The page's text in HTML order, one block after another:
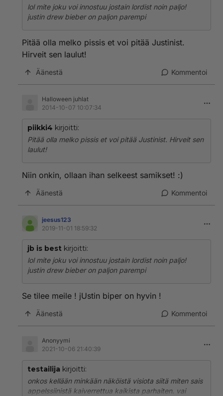
lol mite joku voi innostuu jostain lordist noin paljo!
justin drew bieber on paljon parempi
Pitää olla melko pissis et voi pitää Justinist.
Hirveit sen laulut!
Äänestä Kommentoi
Halloween juhlat
2014-10-07 10:07:34
piikki4 kirjoitti:
Pitää olla melko pissis et voi pitää Justinist. Hirveit sen
laulut!
Niin onkin, ollaan ihan selkeest samikset! :)
Äänestä Kommentoi
jeesus123
2019-11-01 18:59:32
jb is best kirjoitti:
lol mite joku voi innostuu jostain lordist noin paljo!
justin drew bieber on paljon parempi
Se tilee meile ! jUstin biper on hyvin !
Äänestä Kommentoi
Anonyymi
2021-10-06 21:40:39
testailija kirjoitti:
onkos kellään minkään näköistä visiota siitä miten sais
appelssiinistä kaiverrettua kaikista parhaiten. vai